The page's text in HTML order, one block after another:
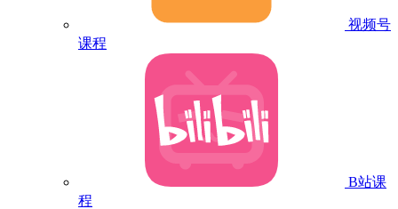
视频号
课程
B站课
程